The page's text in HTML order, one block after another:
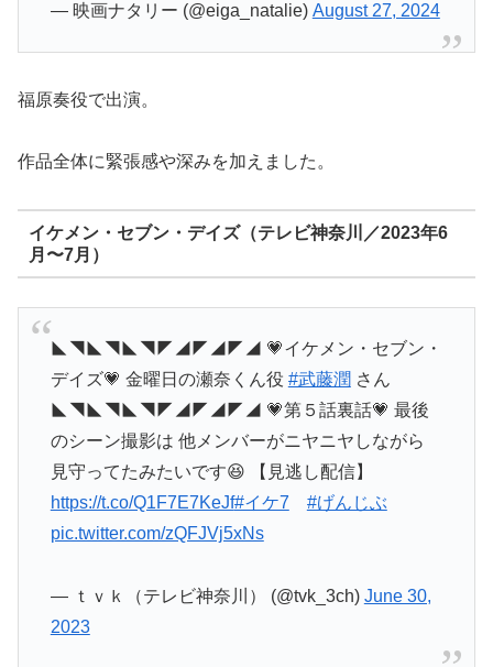
— 映画ナタリー (@eiga_natalie) August 27, 2024
福原奏役で出演。
作品全体に緊張感や深みを加えました。
イケメン・セブン・デイズ（テレビ神奈川／2023年6
月〜7月）
◣◥◣◥◣◥◤◢◤◢◤◢ 💗イケメン・セブン・
デイズ💗 金曜日の瀬奈くん役 #武藤潤 さん
◣◥◣◥◣◥◤◢◤◢◤◢ 💗第５話裏話💗 最後
のシーン撮影は 他メンバーがニヤニヤしながら
見守ってたみたいです😆 【見逃し配信】
https://t.co/Q1F7E7KeJf#イケ7
#げんじぶ
pic.twitter.com/zQFJVj5xNs
— ｔｖｋ（テレビ神奈川） (@tvk_3ch) June 30,
2023